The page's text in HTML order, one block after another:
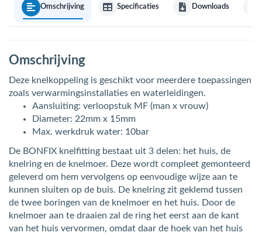
Omschrijving Specificaties Downloads
Omschrijving
Deze knelkoppeling is geschikt voor meerdere toepassingen
zoals verwarmingsinstallaties en waterleidingen.
Aansluiting: verloopstuk MF (man x vrouw)
Diameter: 22mm x 15mm
Max. werkdruk water: 10bar
De BONFIX knelfitting bestaat uit 3 delen: het huis, de
knelring en de knelmoer. Deze wordt compleet gemonteerd
geleverd om hem vervolgens op eenvoudige wijze aan te
kunnen sluiten op de buis. De knelring zit geklemd tussen
de twee boringen van de knelmoer en het huis. Door de
knelmoer aan te draaien zal de ring het eerst aan de kant
van het huis vervormen, omdat daar de hoek van het huis